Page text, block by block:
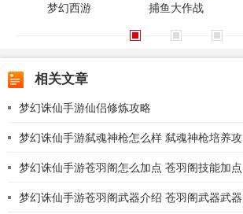
梦幻西游 捕鱼大作战
相关文章
梦幻诛仙手游仙侣修炼攻略
梦幻诛仙手游弑魂神枪怎么样 弑魂神枪培养攻
梦幻诛仙手游苍羽阁怎么加点 苍羽阁技能加点
梦幻诛仙手游苍羽阁武器介绍 苍羽阁武器武器